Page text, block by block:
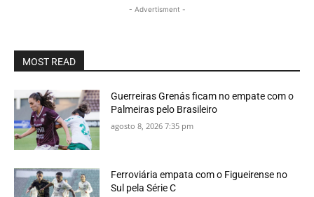
- Advertisment -
MOST READ
Guerreiras Grenás ficam no empate com o
Palmeiras pelo Brasileiro
agosto 8, 2026 7:35 pm
Ferroviária empata com o Figueirense no
Sul pela Série C